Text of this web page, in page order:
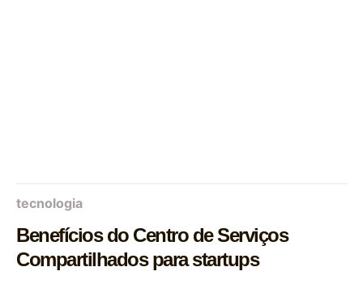
tecnologia
Benefícios do Centro de Serviços
Compartilhados para startups